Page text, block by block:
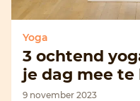
Yoga
3 ochtend
je dag mee te
9 november 2023